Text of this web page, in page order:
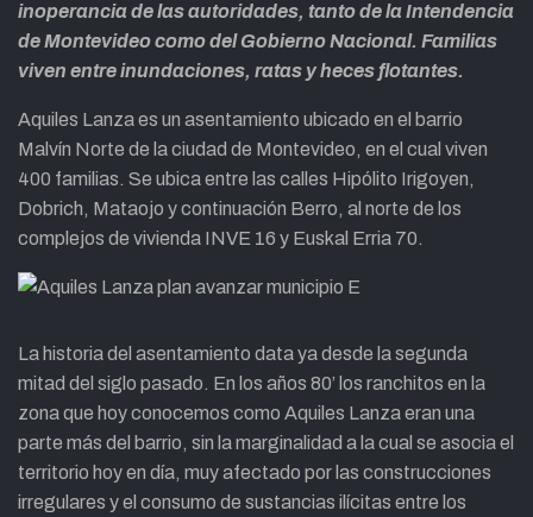
inoperancia de las autoridades, tanto de la Intendencia
de Montevideo como del Gobierno Nacional. Familias
viven entre inundaciones, ratas y heces flotantes.
Aquiles Lanza es un asentamiento ubicado en el barrio
Malvín Norte de la ciudad de Montevideo, en el cual viven
400 familias. Se ubica entre las calles Hipólito Irigoyen,
Dobrich, Mataojo y continuación Berro, al norte de los
complejos de vivienda INVE 16 y Euskal Erria 70.
La historia del asentamiento data ya desde la segunda
mitad del siglo pasado. En los años 80’ los ranchitos en la
zona que hoy conocemos como Aquiles Lanza eran una
parte más del barrio, sin la marginalidad a la cual se asocia el
territorio hoy en día, muy afectado por las construcciones
irregulares y el consumo de sustancias ilícitas entre los